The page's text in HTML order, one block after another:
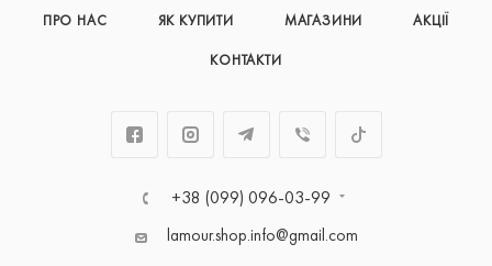
ПРО НАС ЯК КУПИТИ МАГАЗИНИ АКЦІЇ
КОНТАКТИ
+38 (099) 096-03-99
lamour.shop.info@gmail.com